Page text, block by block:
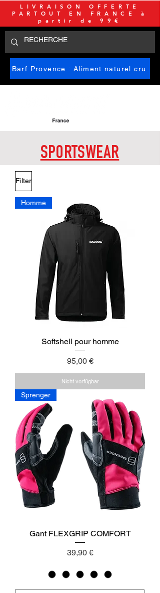
Barf Provence : Aliment naturel cru
LIVRAISON OFFERTE
PARTOUT EN FRANCE à
partir de 99€
SPORTSWEAR
Filter
Homme
Softshell pour homme
Preis
95,00 €
Nicht verfügbar
Sprenger
Gant FLEXGRIP COMFORT
Preis
39,90 €